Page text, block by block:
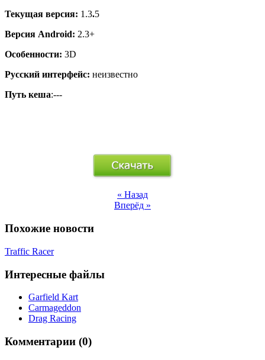
Текущая версия: 1.3.5
Версия Android: 2.3+
Особенности: 3D
Русский интерфейс: неизвестно
Путь кеша:---
« Назад
Вперёд »
Похожие новости
Traffic Racer
Интересные файлы
Garfield Kart
Carmageddon
Drag Racing
Комментарии (0)